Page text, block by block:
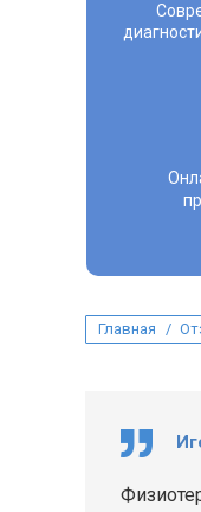
Вы здесь:
Главная